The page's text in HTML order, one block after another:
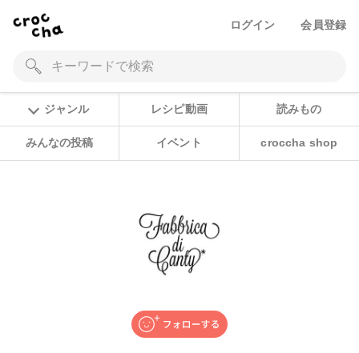
ログイン 会員登録
ジャンル レシピ動画 読みもの
みんなの投稿 イベント croccha shop